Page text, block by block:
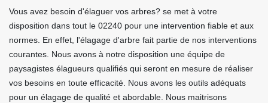
Vous avez besoin d'élaguer vos arbres? se met à votre
disposition dans tout le 02240 pour une intervention fiable et aux
normes. En effet, l'élagage d'arbre fait partie de nos interventions
courantes. Nous avons à notre disposition une équipe de
paysagistes élagueurs qualifiés qui seront en mesure de réaliser
vos besoins en toute efficacité. Nous avons les outils adéquats
pour un élagage de qualité et abordable. Nous maitrisons